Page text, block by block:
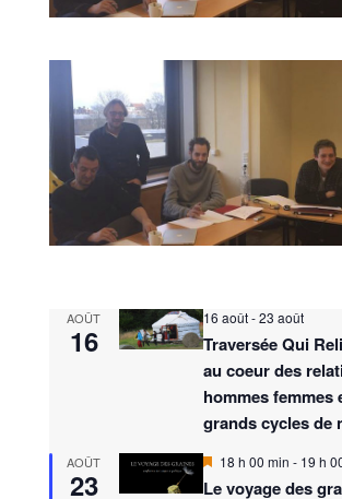
AOÛT
16
16 août-23 août
Traversée Qui
au coeur des
hommes femmes
grands cycles de
AOÛT
23
M
s
18 h 00 min - 19 h
Le voyage des